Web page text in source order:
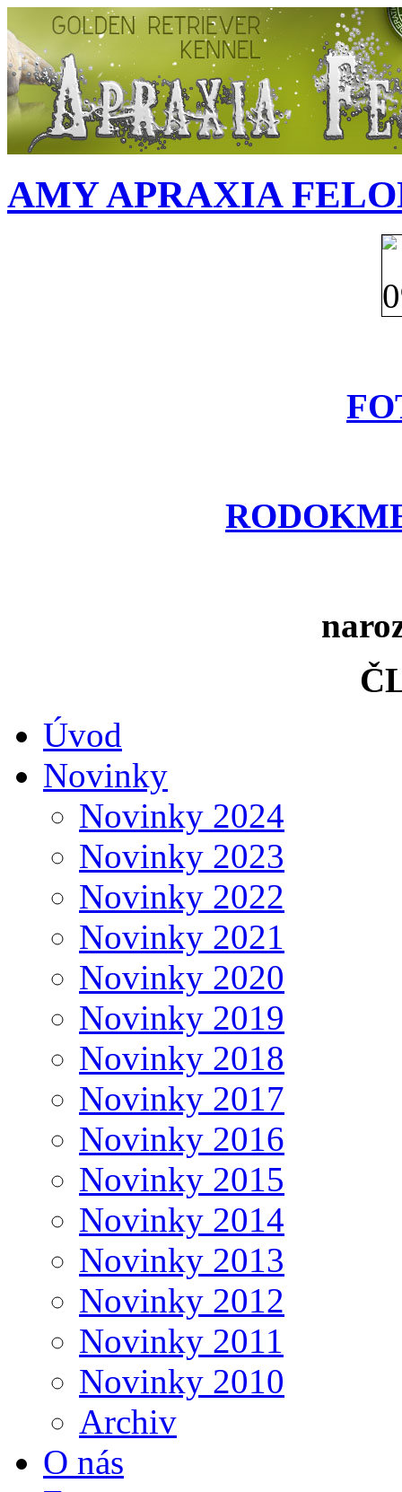
AMY APRAXIA
Úvod
Novinky
Novinky 2024
Novinky 2023
Novinky 2022
Novinky 2021
Novinky 2020
Novinky 2019
Novinky 2018
Novinky 2017
Novinky 2016
Novinky 2015
Novinky 2014
Novinky 2013
Novinky 2012
Novinky 2011
Novinky 2010
Archiv
O nás